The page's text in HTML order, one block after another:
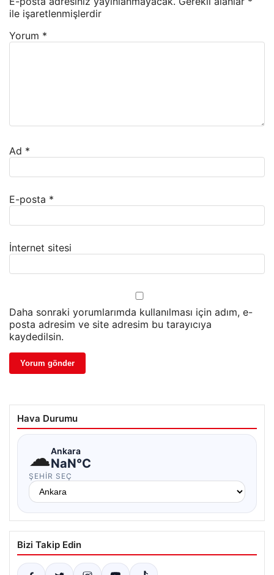
ile işaretlenmişlerdir
Yorum *
Ad *
E-posta *
İnternet sitesi
Daha sonraki yorumlarımda kullanılması için adım, e-
posta adresim ve site adresim bu tarayıcıya
kaydedilsin.
Hava Durumu
☁Ankara
NaN°C
ŞEHIR SEÇ
Bizi Takip Edin